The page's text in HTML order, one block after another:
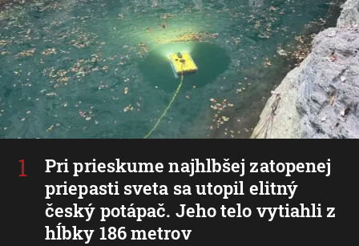
Pri prieskume najhlbšej zatopenej
priepasti sveta sa utopil elitný
český potápač. Jeho telo vytiahli z
hĺbky 186 metrov